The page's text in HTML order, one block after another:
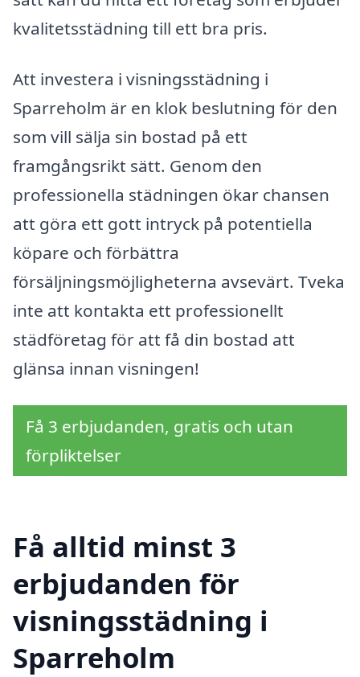
kvalitetsstädning till ett bra pris.
Att investera i visningsstädning i
Sparreholm är en klok beslutning för den
som vill sälja sin bostad på ett
framgångsrikt sätt. Genom den
professionella städningen ökar chansen
att göra ett gott intryck på potentiella
köpare och förbättra
försäljningsmöjligheterna avsevärt. Tveka
inte att kontakta ett professionellt
städföretag för att få din bostad att
glänsa innan visningen!
Få 3 erbjudanden, gratis och utan
förpliktelser
Få alltid minst 3
erbjudanden för
visningsstädning i
Sparreholm